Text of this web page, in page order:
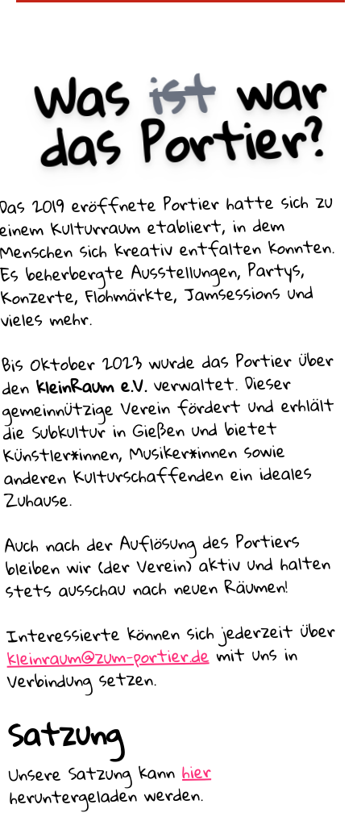
Wasistwar
das Portier?
2019 eröffnete Portier hatte sich zu
Kulturraum etabliert, in dem
Menschen sich kreativ entfalten konnten.
Es beherbergte Ausstellungen, Partys,
Konzerte, Flohmärkte, Jamsessions und
vieles mehr.
Bis Oktober 2023 wurde das Portier über
den kleinRaum e.V.verwaltet. Dieser
gemeinnützige Verein fördert und erhlält
die Subkultur in Gießen und bietet
Künstler*innen, Musiker*innen sowie
anderen Kulturschaffenden ein ideales
Zuhause.
Auch nach der Auflösung des Portiers
bleiben wir (der Verein) aktiv und halten
stets ausschau nach neuen Räumen!
Interessierte können sich jederzeit über
kleinraum@zum-portier.demit uns in
Verbindung setzen.
Satzung
Unsere Satzung kannhier
heruntergeladen werden.